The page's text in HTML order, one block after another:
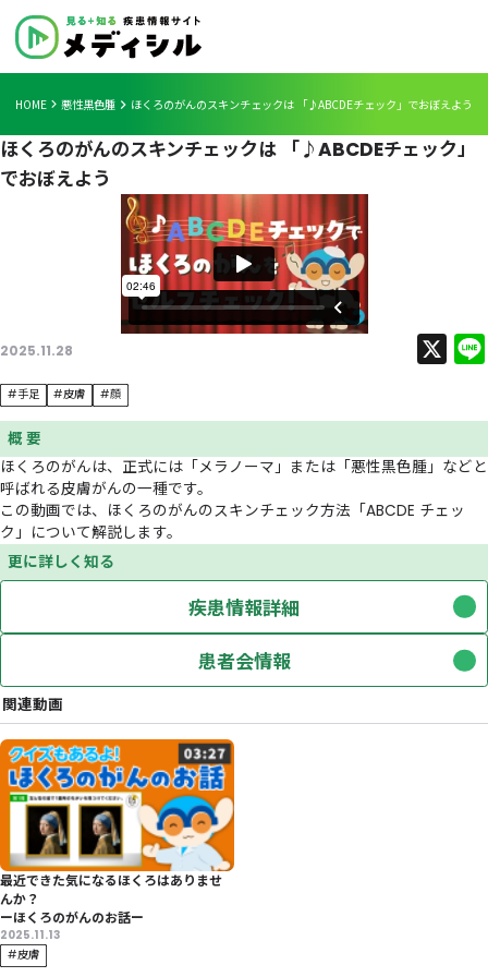
ほくろのがんのスキンチェックは 「♪ABCDEチ
でおぼえよう
2025.11.28
#手足 #皮膚 #顔
概 要
ほくろのがんは、正式には「メラノーマ」または「悪性黒
呼ばれる皮膚がんの一種です。
この動画では、ほくろのがんのスキンチェック方法「
ク」について解説します。
患者会情報
関連動画